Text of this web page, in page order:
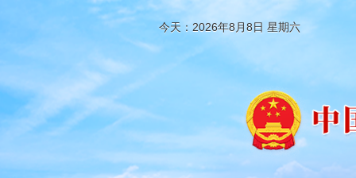
今天：2026年8月8日 星期六